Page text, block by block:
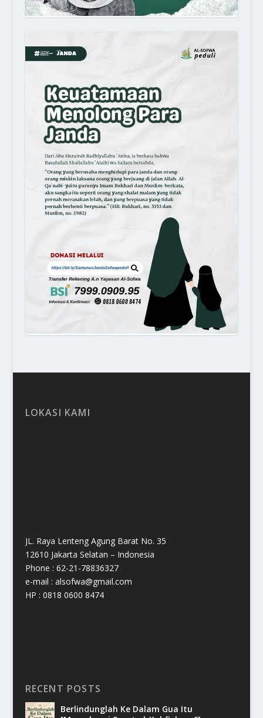
LOKASI KAMI
JL. Raya Lenteng Agung Barat No. 35
12610 Jakarta Selatan – Indonesia
Phone : 62-21-78836327
e-mail : alsofwa@gmail.com
HP : 0818 0600 8474
RECENT POSTS
Berlindunglah Ke Dalam Gua Itu